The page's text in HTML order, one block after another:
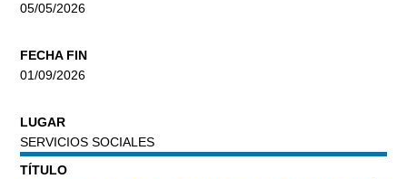
05/05/2026
FECHA FIN
01/09/2026
LUGAR
SERVICIOS SOCIALES
TÍTULO